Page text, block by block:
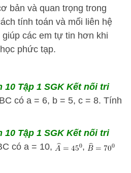
bản và quan trọng trong
tính toán và mối liên hệ
các em tự tin hơn khi
phức tạp.
10 Tập 1 SGK Kết nối tri
có a = 6, b = 5, c = 8. Tính
10 Tập 1 SGK Kết nối tri
có a = 10,
,